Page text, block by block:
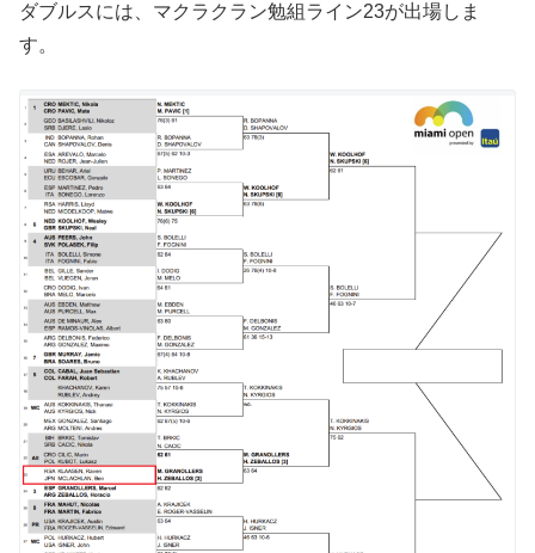
ダブルスには、マクラクラン勉組ライン23が出場しま
す。